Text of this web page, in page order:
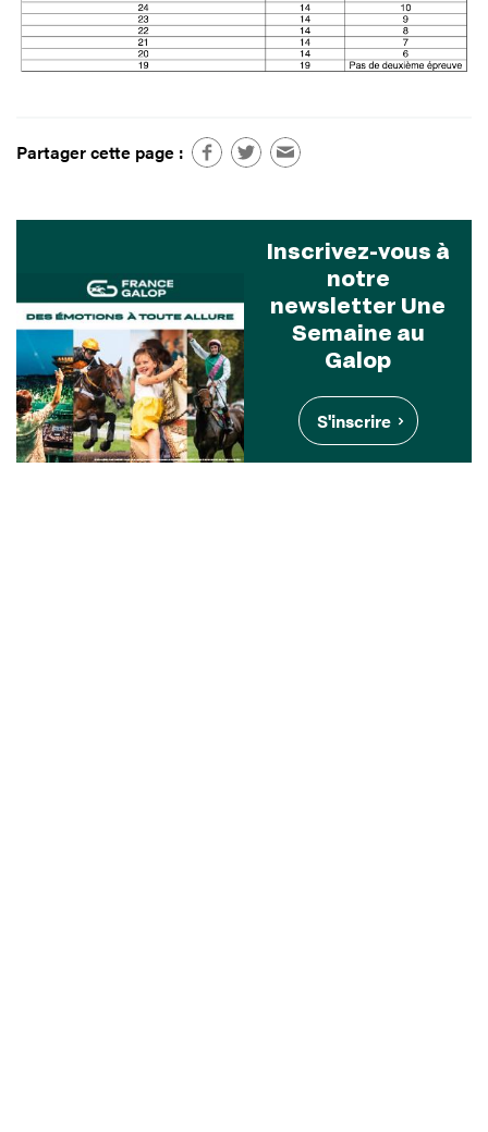
Partager cette page :
Inscrivez-vous à
notre
newsletter Une
Semaine au
Galop
S'inscrire